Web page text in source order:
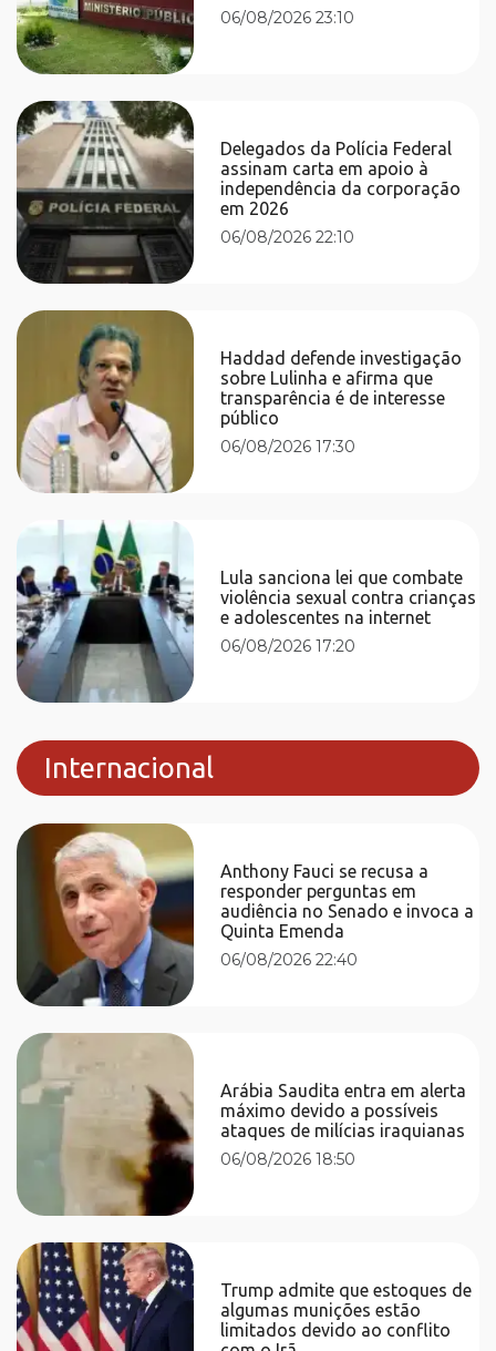
06/08/2026 23:10
Delegados da Polícia Federal
assinam carta em apoio à
independência da corporação
em 2026
06/08/2026 22:10
Haddad defende investigação
sobre Lulinha e afirma que
transparência é de interesse
público
06/08/2026 17:30
Lula sanciona lei que combate
violência sexual contra crianças
e adolescentes na internet
06/08/2026 17:20
Internacional
Anthony Fauci se recusa a
responder perguntas em
audiência no Senado e invoca a
Quinta Emenda
06/08/2026 22:40
Arábia Saudita entra em alerta
máximo devido a possíveis
ataques de milícias iraquianas
06/08/2026 18:50
Trump admite que estoques de
algumas munições estão
limitados devido ao conflito